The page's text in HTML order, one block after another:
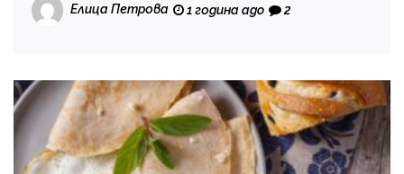
Елица Петрова 1 година ago 2